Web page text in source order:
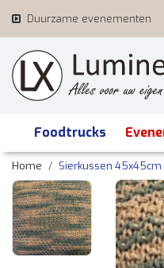
Duurzame evenementen
Foodtrucks
Home Sierkussen 45x45cm